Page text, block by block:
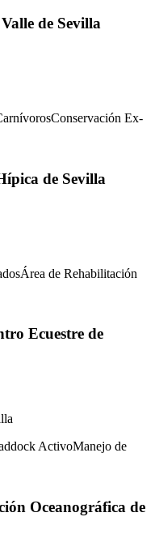
de Sevilla
Conservación Ex-
de Sevilla
Área de Rehabilitación
Ecuestre de
ActivoManejo de
Oceanográfica de